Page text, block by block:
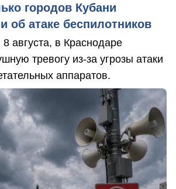
городов Кубани
об атаке беспилотников
августа, в Краснодаре
тревогу из-за угрозы атаки
аппаратов.